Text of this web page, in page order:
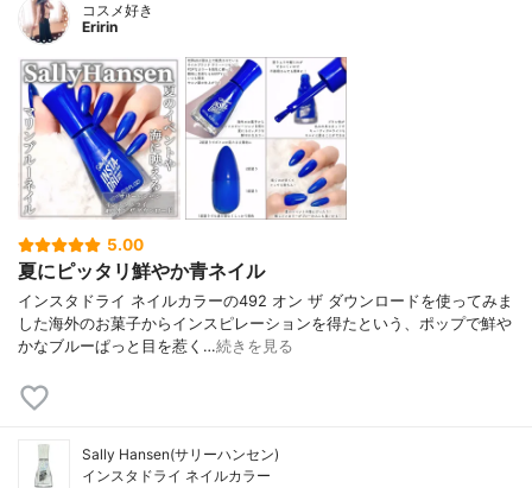
コスメ好き
Eririn
5.00
夏にピッタリ鮮やか青ネイル
インスタドライ ネイルカラーの492 オン ザ ダウンロードを使ってみま
した海外のお菓子からインスピレーションを得たという、ポップで鮮や
かなブルーぱっと目を惹く…続きを見る
Sally Hansen(サリーハンセン)
インスタドライ ネイルカラー